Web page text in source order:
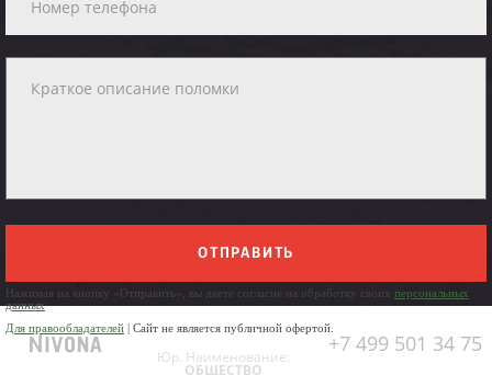
ОТПРАВИТЬ
Нажимая на кнопку «Отправить», вы даете согласие на обработку своих персональных
данных
Для правообладателей | Сайт не является публичной офертой.
+7 499 501 34 75
Юр. Наименование:
ОБЩЕСТВО